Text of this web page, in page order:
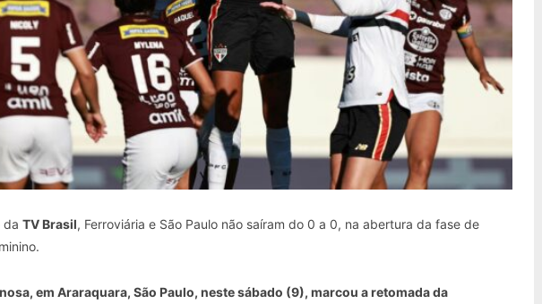
da TV Brasil, Ferroviária e São Paulo não saíram do 0 a 0, na abertura da fase de
em Araraquara, São Paulo, neste sábado (9), marcou a retomada da